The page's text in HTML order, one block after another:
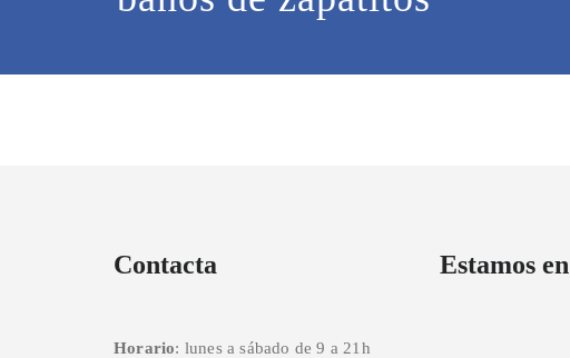
Contacta
Horario: lunes a sábado de 9 a 21h
Estamos en